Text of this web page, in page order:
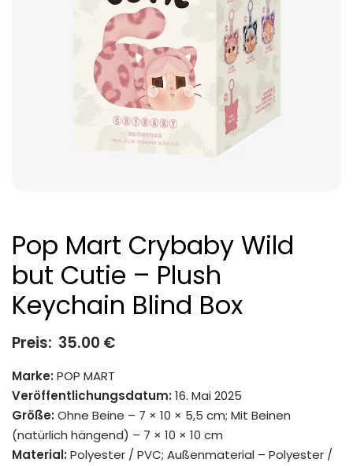
Pop Mart Crybaby Wild
but Cutie – Plush
Keychain Blind Box
Preis: 35.00 €
Marke: POP MART
Veröffentlichungsdatum: 16. Mai 2025
Größe: Ohne Beine – 7 × 10 × 5,5 cm; Mit Beinen
(natürlich hängend) – 7 × 10 × 10 cm
Material: Polyester / PVC; Außenmaterial – Polyester /